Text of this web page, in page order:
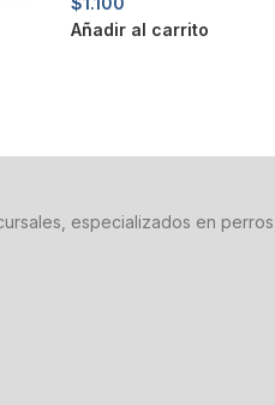
Añadir al carrito
especializados en